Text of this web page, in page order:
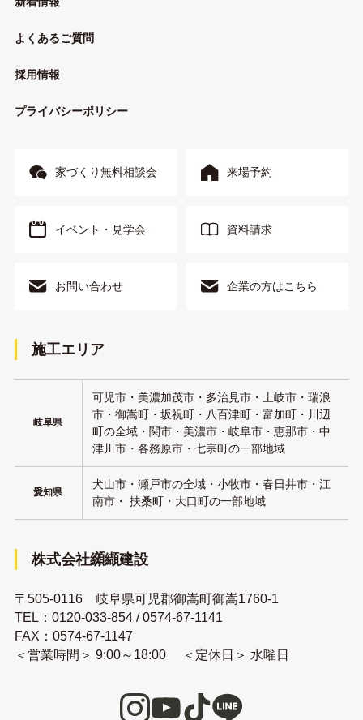
よくあるご質問
採用情報
プライバシーポリシー
家づくり無料相談会 来場予約
イベント・見学会 資料請求
お問い合わせ 企業の方はこちら
施工エリア
岐阜県
可児市・美濃加茂市・多治見市・土岐市・瑞浪
市・御嵩町・坂祝町・八百津町・富加町・川辺
町の全域・関市・美濃市・岐阜市・恵那市・中
津川市・各務原市・七宗町の一部地域
愛知県
犬山市・瀬戸市の全域・小牧市・春日井市・江
南市・ 扶桑町・大口町の一部地域
株式会社纐纈建設
〒505-0116 岐阜県可児郡御嵩町御嵩1760-1
TEL： 0120-033-854/0574-67-1141
FAX：0574-67-1147
＜営業時間＞ 9:00～18:00 ＜定休日＞ 水曜日